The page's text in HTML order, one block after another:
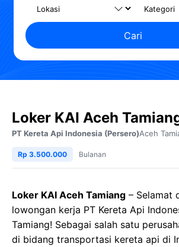
Cari
Loker KAI Aceh
PT Kereta Api Indonesia (Persero)Aceh
Rp 3.500.000 Bulanan
Loker KAI Aceh Tamiang – Selamat
lowongan kerja PT Kereta Api
Tamiang! Sebagai salah satu
di bidang transportasi kereta api di